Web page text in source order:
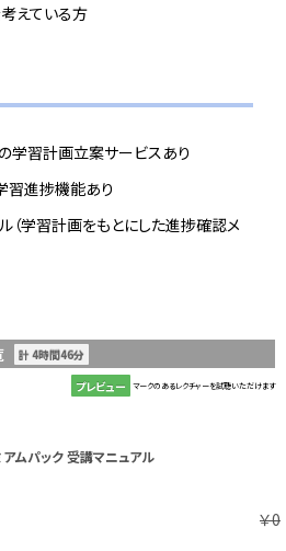
えている方
学習計画立案サービスあり
習進捗機能あり
（学習計画をもとにした進捗確認メ
計 4時間46分
プレビュー マークのあるレクチャーを試聴いただけます
アムパック 受講マニュアル
￥0